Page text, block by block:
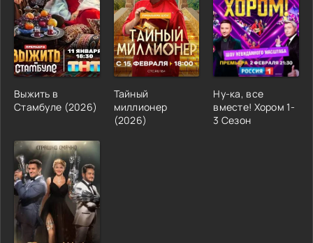
Выжить в
Стамбуле (2026)
Тайный
миллионер
(2026)
Ну-ка, все
вместе! Хором 1-
3 Сезон